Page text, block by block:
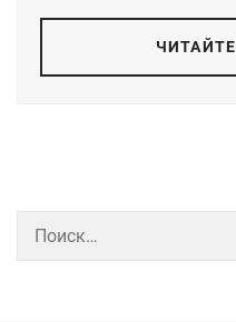
ЧИТАЙТЕ